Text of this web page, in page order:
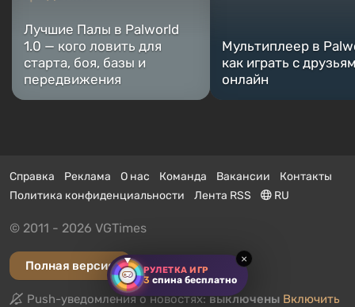
РУЛЕТКА ИГР
3 спина бесплатно
×
Лучшие Палы в Palworld
1.0 — кого ловить для
старта, боя, базы и
передвижения
Мультиплеер в
как играть с
онлайн
Справка Реклама О нас Команда Вакансии
Контакты
Политика конфиденциальности
Лента RSS RU
© 2011 - 2026 VGTimes
Полная версия
Push-уведомления о новостях:выключены Включить